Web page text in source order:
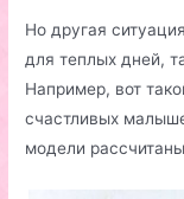
Но другая
для теплых дней,
Например, вот
счастливых
модели